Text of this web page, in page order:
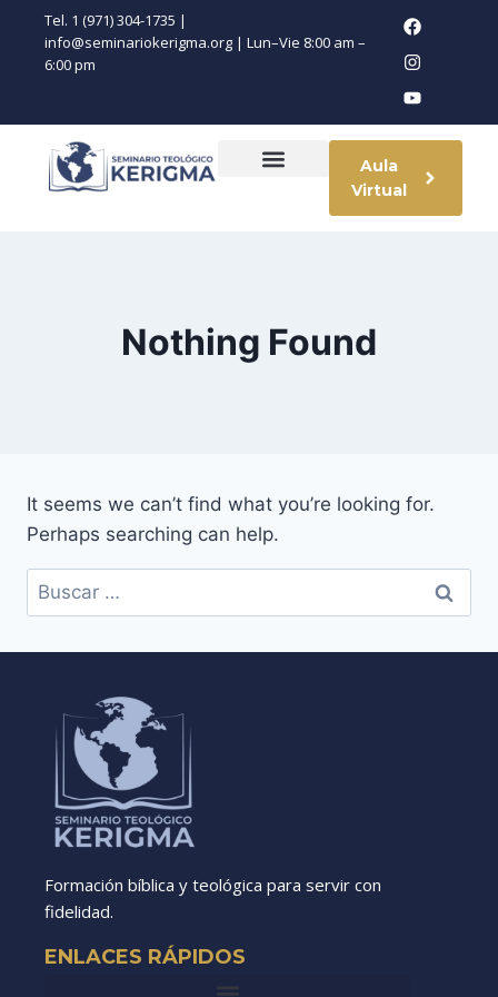
Tel. 1 (971) 304-1735 |
info@seminariokerigma.org | Lun–Vie 8:00 am –
6:00 pm
Aula
Virtual
Nothing Found
It seems we can’t find what you’re looking for.
Perhaps searching can help.
Formación bíblica y teológica para servir con
fidelidad.
ENLACES RÁPIDOS